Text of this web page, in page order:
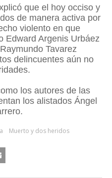
que el hoy occiso y
de manera activa por
violento en que
Edward Argenis Urbáez
Tavarez
delincuentes aún no
los autores de las
los alistados Ángel
Muerto y dos heridos